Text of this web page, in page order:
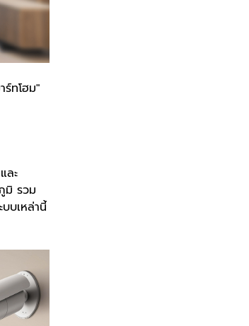
ร์ทโฮม"
ละ
มิ รวม
บเหล่านี้